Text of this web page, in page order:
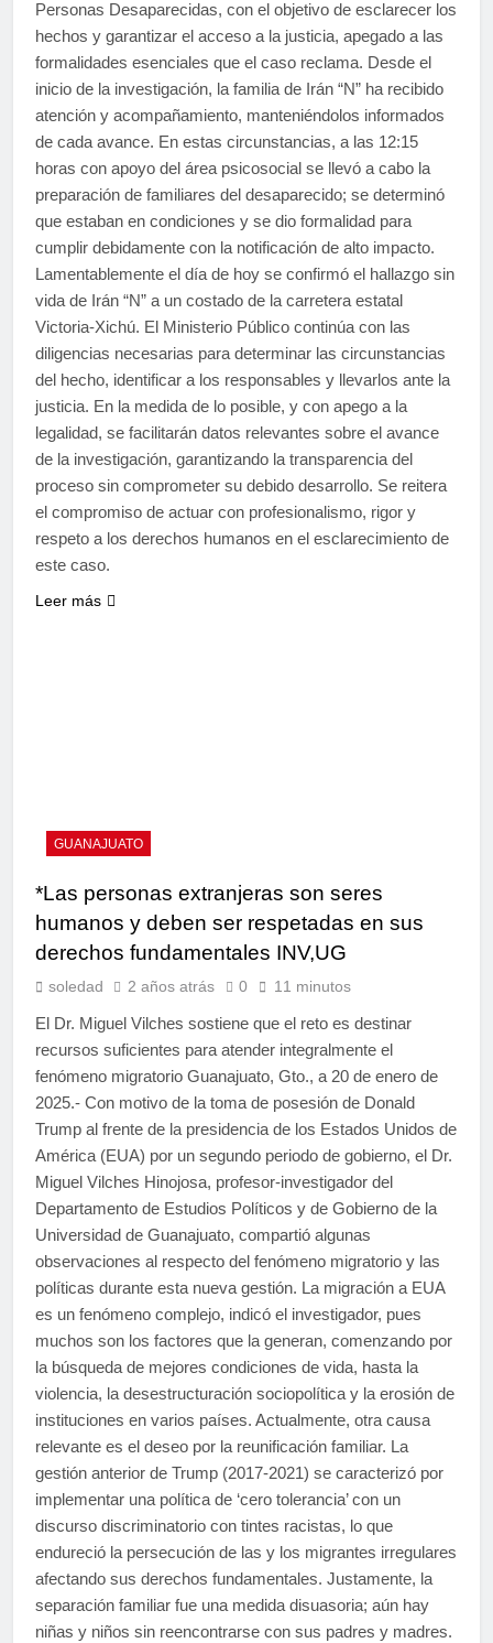
Personas Desaparecidas, con el objetivo de esclarecer los
hechos y garantizar el acceso a la justicia, apegado a las
formalidades esenciales que el caso reclama. Desde el
inicio de la investigación, la familia de Irán “N” ha recibido
atención y acompañamiento, manteniéndolos informados
de cada avance. En estas circunstancias, a las 12:15
horas con apoyo del área psicosocial se llevó a cabo la
preparación de familiares del desaparecido; se determinó
que estaban en condiciones y se dio formalidad para
cumplir debidamente con la notificación de alto impacto.
Lamentablemente el día de hoy se confirmó el hallazgo sin
vida de Irán “N” a un costado de la carretera estatal
Victoria-Xichú. El Ministerio Público continúa con las
diligencias necesarias para determinar las circunstancias
del hecho, identificar a los responsables y llevarlos ante la
justicia. En la medida de lo posible, y con apego a la
legalidad, se facilitarán datos relevantes sobre el avance
de la investigación, garantizando la transparencia del
proceso sin comprometer su debido desarrollo. Se reitera
el compromiso de actuar con profesionalismo, rigor y
respeto a los derechos humanos en el esclarecimiento de
este caso.
Leer más
GUANAJUATO
*Las personas extranjeras son seres
humanos y deben ser respetadas en sus
derechos fundamentales INV,UG
soledad 2 años atrás 0 11 minutos
El Dr. Miguel Vilches sostiene que el reto es destinar
recursos suficientes para atender integralmente el
fenómeno migratorio Guanajuato, Gto., a 20 de enero de
2025.- Con motivo de la toma de posesión de Donald
Trump al frente de la presidencia de los Estados Unidos de
América (EUA) por un segundo periodo de gobierno, el Dr.
Miguel Vilches Hinojosa, profesor-investigador del
Departamento de Estudios Políticos y de Gobierno de la
Universidad de Guanajuato, compartió algunas
observaciones al respecto del fenómeno migratorio y las
políticas durante esta nueva gestión. La migración a EUA
es un fenómeno complejo, indicó el investigador, pues
muchos son los factores que la generan, comenzando por
la búsqueda de mejores condiciones de vida, hasta la
violencia, la desestructuración sociopolítica y la erosión de
instituciones en varios países. Actualmente, otra causa
relevante es el deseo por la reunificación familiar. La
gestión anterior de Trump (2017-2021) se caracterizó por
implementar una política de ‘cero tolerancia’ con un
discurso discriminatorio con tintes racistas, lo que
endureció la persecución de las y los migrantes irregulares
afectando sus derechos fundamentales. Justamente, la
separación familiar fue una medida disuasoria; aún hay
niñas y niños sin reencontrarse con sus padres y madres.